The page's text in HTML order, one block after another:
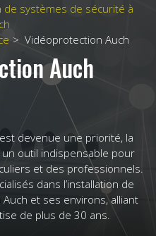
de systèmes de sécurité à
Vidéoprotection Auch
Auch
devenue une priorité, la
outil indispensable pour
et des professionnels.
dans l’installation de
et ses environs, alliant
de plus de 30 ans.